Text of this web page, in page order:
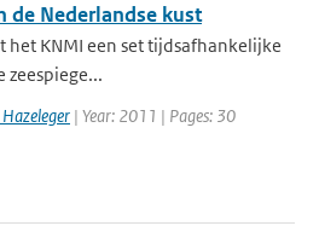
de Nederlandse kust
het KNMI een set tijdsafhankelijke
zeespiege...
| Year: 2011 | Pages: 30